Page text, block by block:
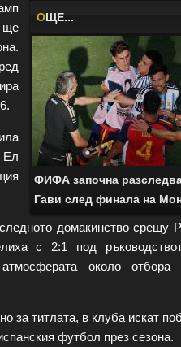
OЩЕ...
ФИФА започна
Гави след финала на
ще
Ел
домакинство срещу
с 2:1 под
около
за титлата, в клуба искат
футбол през сезона.